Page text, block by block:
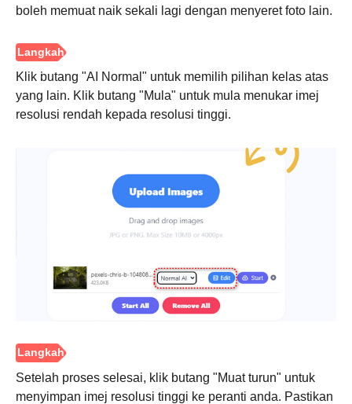
boleh memuat naik sekali lagi dengan menyeret foto lain.
Klik butang "AI Normal" untuk memilih pilihan kelas atas
yang lain. Klik butang "Mula" untuk mula menukar imej
resolusi rendah kepada resolusi tinggi.
Setelah proses selesai, klik butang "Muat turun" untuk
menyimpan imej resolusi tinggi ke peranti anda. Pastikan